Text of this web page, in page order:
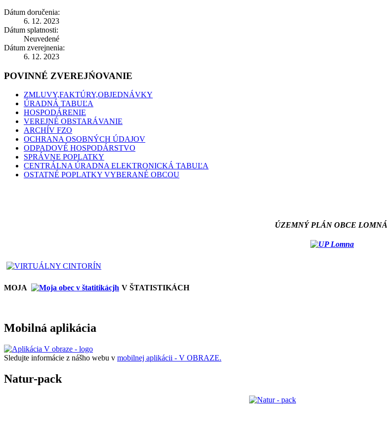
Dátum doručenia:
6. 12. 2023
Dátum splatnosti:
Neuvedené
Dátum zverejnenia:
6. 12. 2023
POVINNÉ ZVEREJŃOVANIE
ZMLUVY,FAKTÚRY,OBJEDNÁVKY
ÚRADNÁ TABUĽA
HOSPODÁRENIE
VEREJNÉ OBSTARÁVANIE
ARCHÍV FZO
OCHRANA OSOBNÝCH ÚDAJOV
ODPADOVÉ HOSPODÁRSTVO
SPRÁVNE POPLATKY
CENTRÁLNA ÚRADNA ELEKTRONICKÁ TABUĽA
OSTATNÉ POPLATKY VYBERANÉ OBCOU
ÚZEMNÝ PLÁN OBCE LOMNÁ
MOJA V ŠTATISTIKÁCH
Mobilná aplikácia
Sledujte informácie z nášho webu v mobilnej aplikácii - V OBRAZE.
Natur-pack